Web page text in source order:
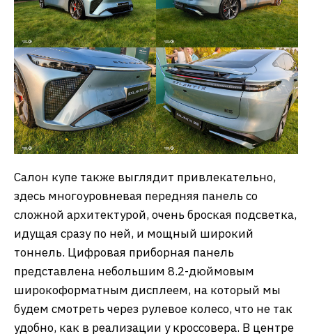
Салон купе также выглядит привлекательно,
здесь многоуровневая передняя панель со
сложной архитектурой, очень броская подсветка,
идущая сразу по ней, и мощный широкий
тоннель. Цифровая приборная панель
представлена небольшим 8.2-дюймовым
широкоформатным дисплеем, на который мы
будем смотреть через рулевое колесо, что не так
удобно, как в реализации у кроссовера. В центре